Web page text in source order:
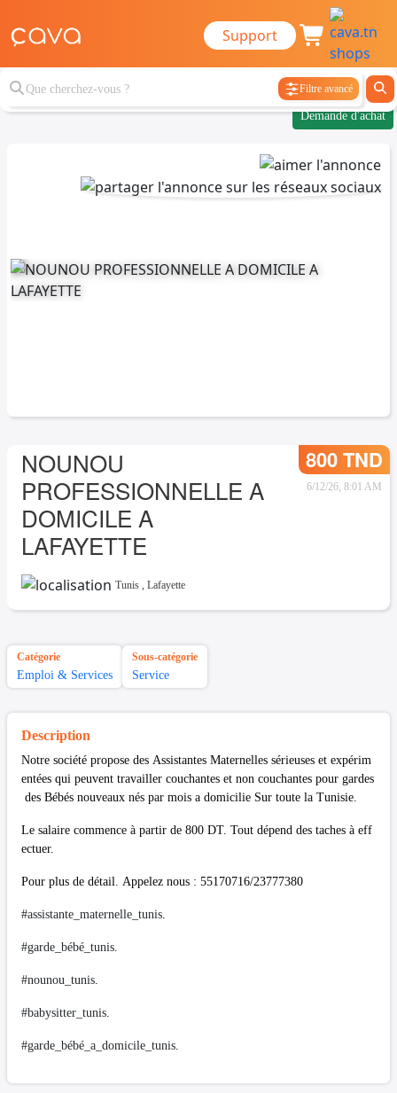
Support
Filtre avancé
Demande d'achat
NOUNOU
PROFESSIONNELLE A
DOMICILE A
LAFAYETTE
800 TND
6/12/26, 8:01 AM
Tunis , Lafayette
Catégorie
Emploi & Services
Sous-catégorie
Service
Description
Notre société propose des Assistantes Maternelles sérieuses et expérim
entées qui peuvent travailler couchantes et non couchantes pour gardes
des Bébés nouveaux nés par mois a domicilie Sur toute la Tunisie.
Le salaire commence à partir de 800 DT. Tout dépend des taches à eff
ectuer.
Pour plus de détail. Appelez nous : 55170716/23777380
#assistante_maternelle_tunis
#garde_bébé_tunis
#nounou_tunis
#babysitter_tunis
#garde_bébé_a_domicile_tunis